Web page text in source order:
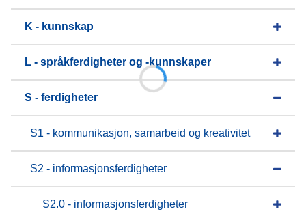
K - kunnskap
L - språkferdigheter og -kunnskaper
S - ferdigheter
S1 - kommunikasjon, samarbeid og kreativitet
S2 - informasjonsferdigheter
S2.0 - informasjonsferdigheter